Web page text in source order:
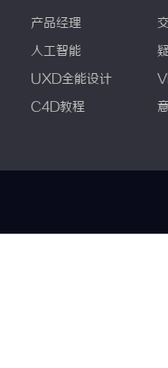
产品经理
人工智能
UXD全能设计
C4D教程